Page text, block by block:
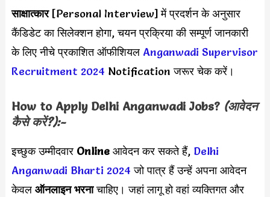
साक्षात्कार[Personal Interview] में प्रदर्शन के अनुसार
कैंडिडेट का सिलेक्शन होगा, चयन प्रक्रिया की सम्पूर्ण जानकारी
के लिए नीचे प्रकाशित ऑफीशियल Anganwadi Supervisor
Recruitment 2024 Notification जरूर चेक करें।
How to Apply Delhi Anganwadi Jobs?(आवेदन
कैसे करें?):-
इच्छुक उम्मीदवार Online आवेदन कर सकते हैं, Delhi
Anganwadi Bharti 2024 जो पात्र हैं उन्हें अपना आवेदन
केवल ऑनलाइन भरनाचाहिए। जहां लागू हो वहां व्यक्तिगत और